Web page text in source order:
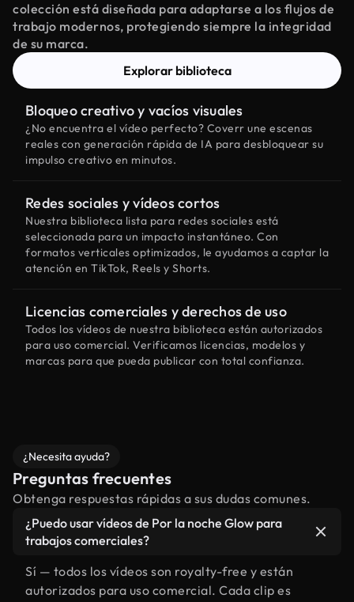
colección está diseñada para adaptarse a los flujos de
trabajo modernos, protegiendo siempre la integridad
de su marca.
Explorar biblioteca
Bloqueo creativo y vacíos visuales
¿No encuentra el vídeo perfecto? Coverr une escenas
reales con generación rápida de IA para desbloquear su
impulso creativo en minutos.
Redes sociales y vídeos cortos
Nuestra biblioteca lista para redes sociales está
seleccionada para un impacto instantáneo. Con
formatos verticales optimizados, le ayudamos a captar la
atención en TikTok, Reels y Shorts.
Licencias comerciales y derechos de uso
Todos los vídeos de nuestra biblioteca están autorizados
para uso comercial. Verificamos licencias, modelos y
marcas para que pueda publicar con total confianza.
¿Necesita ayuda?
Preguntas frecuentes
Obtenga respuestas rápidas a sus dudas comunes.
¿Puedo usar vídeos de Por la noche Glow para
trabajos comerciales?
Sí — todos los vídeos son royalty-free y están
autorizados para uso comercial. Cada clip es